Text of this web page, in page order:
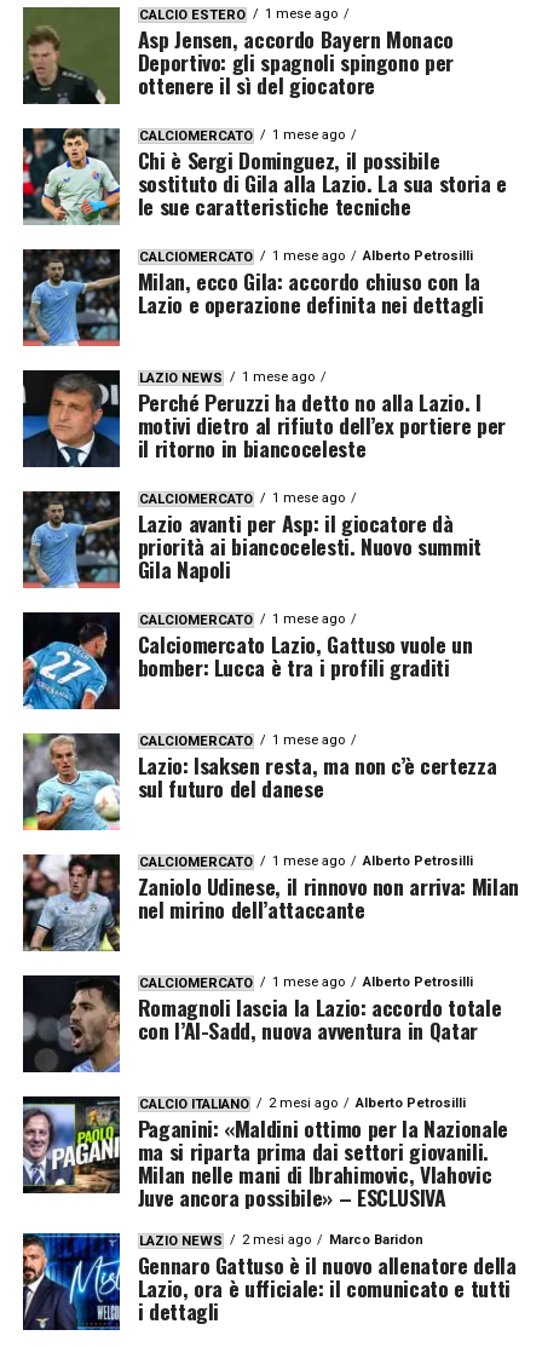
CALCIO ESTERO 1 mese ago
Asp Jensen, accordo Bayern Monaco
Deportivo: gli spagnoli spingono per
ottenere il sì del giocatore
CALCIOMERCATO 1 mese ago
Chi è Sergi Dominguez, il possibile
sostituto di Gila alla Lazio. La sua storia e
le sue caratteristiche tecniche
CALCIOMERCATO 1 mese ago Alberto Petrosilli
Milan, ecco Gila: accordo chiuso con la
Lazio e operazione definita nei dettagli
LAZIO NEWS 1 mese ago
Perché Peruzzi ha detto no alla Lazio. I
motivi dietro al rifiuto dell’ex portiere per
il ritorno in biancoceleste
CALCIOMERCATO 1 mese ago
Lazio avanti per Asp: il giocatore dà
priorità ai biancocelesti. Nuovo summit
Gila Napoli
CALCIOMERCATO 1 mese ago
Calciomercato Lazio, Gattuso vuole un
bomber: Lucca è tra i profili graditi
CALCIOMERCATO 1 mese ago
Lazio: Isaksen resta, ma non c’è certezza
sul futuro del danese
CALCIOMERCATO 1 mese ago Alberto Petrosilli
Zaniolo Udinese, il rinnovo non arriva: Milan
nel mirino dell’attaccante
CALCIOMERCATO 1 mese ago Alberto Petrosilli
Romagnoli lascia la Lazio: accordo totale
con l’Al-Sadd, nuova avventura in Qatar
CALCIO ITALIANO 2 mesi ago Alberto Petrosilli
Paganini: «Maldini ottimo per la Nazionale
ma si riparta prima dai settori giovanili.
Milan nelle mani di Ibrahimovic, Vlahovic
Juve ancora possibile» – ESCLUSIVA
LAZIO NEWS 2 mesi ago Marco Baridon
Gennaro Gattuso è il nuovo allenatore della
Lazio, ora è ufficiale: il comunicato e tutti
i dettagli